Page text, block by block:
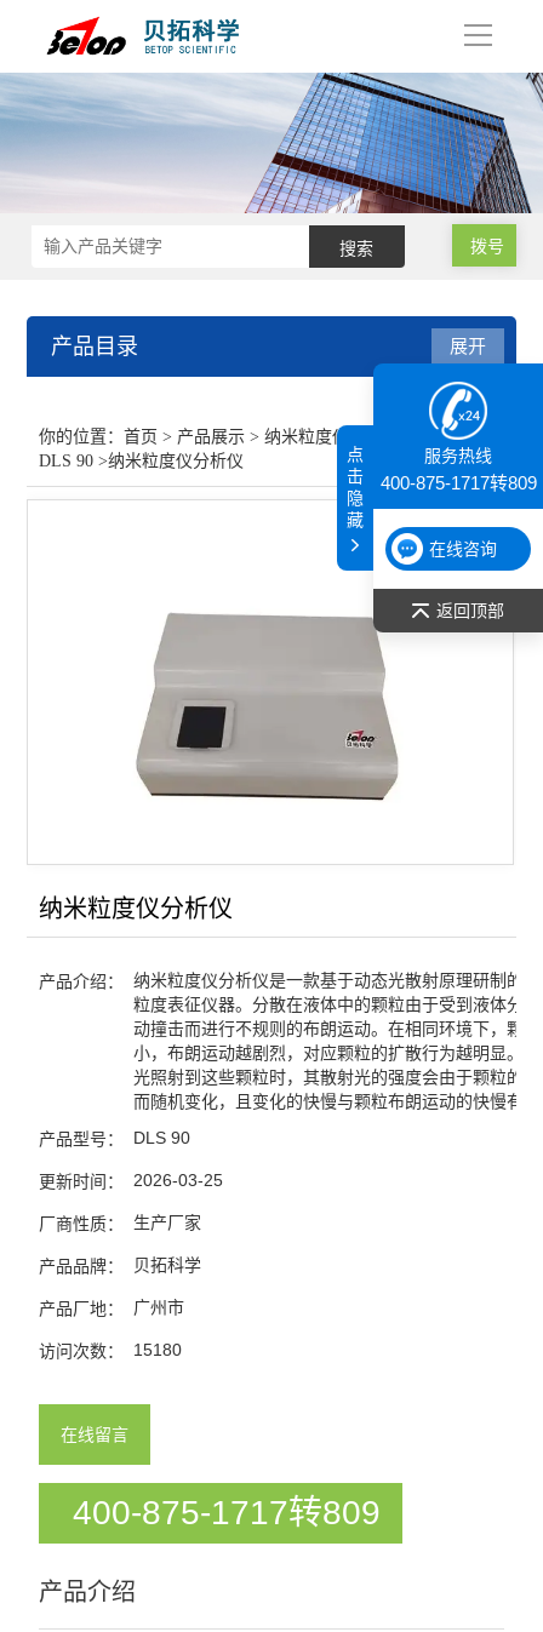
导
拨号
产品目录
纳米粒度仪DLS 90
展开
你的位置：首页 > 产品展示 >纳米粒度仪
纳米粒度仪
DLS 90 >纳米粒度仪分析仪
纳米粒度仪分析仪
产品介绍：
纳米粒度仪分析仪是一款基于动态光散射原理研制的
粒度表征仪器。分散在液体中的颗粒由于受到液体分
动撞击而进行不规则的布朗运动。在相同环境下，颗
小，布朗运动越剧烈，对应颗粒的扩散行为越明显。
光照射到这些颗粒时，其散射光的强度会由于颗粒的
而随机变化，且变化的快慢与颗粒布朗运动的快慢有
产品型号： DLS 90
更新时间： 2026-03-25
厂商性质： 生产厂家
产品品牌： 贝拓科学
产品厂地： 广州市
访问次数： 15180
在线留言
400-875-1717转809
产品介绍
服务热线
400-875-1717转809
在线咨询
返回顶部
点
击
隐
藏